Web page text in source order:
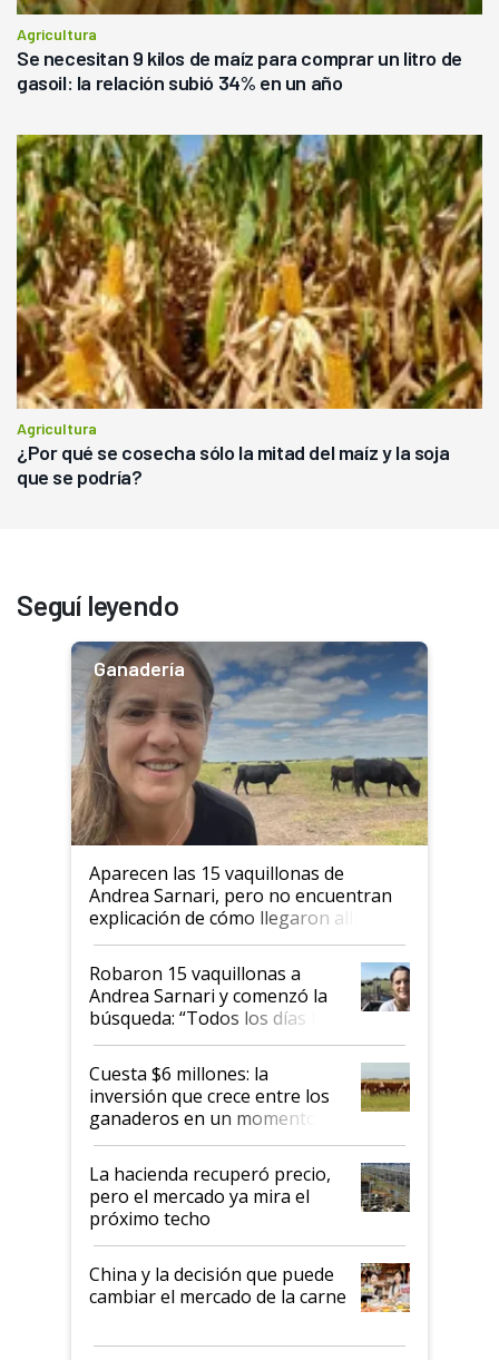
Agricultura
Se necesitan 9 kilos de maíz para comprar un litro de
gasoil: la relación subió 34% en un año
Agricultura
¿Por qué se cosecha sólo la mitad del maíz y la soja
que se podría?
Seguí leyendo
Ganadería
Aparecen las 15 vaquillonas de
Andrea Sarnari, pero no encuentran
explicación de cómo llegaron allí
Robaron 15 vaquillonas a
Andrea Sarnari y comenzó la
búsqueda: “Todos los días le
toca a algún productor”
Cuesta $6 millones: la
inversión que crece entre los
ganaderos en un momento
histórico para la actividad
La hacienda recuperó precio,
pero el mercado ya mira el
próximo techo
China y la decisión que puede
cambiar el mercado de la carne